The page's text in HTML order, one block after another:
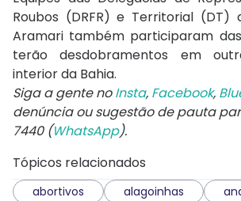
Roubos (DRFR) e Territorial (DT)
Aramari também participaram
terão desdobramentos em
interior da Bahia.
Siga a gente noInsta, Facebook,
denúncia ou sugestão de pauta
7440 (WhatsApp).
Tópicos relacionados
abortivos alagoinhas